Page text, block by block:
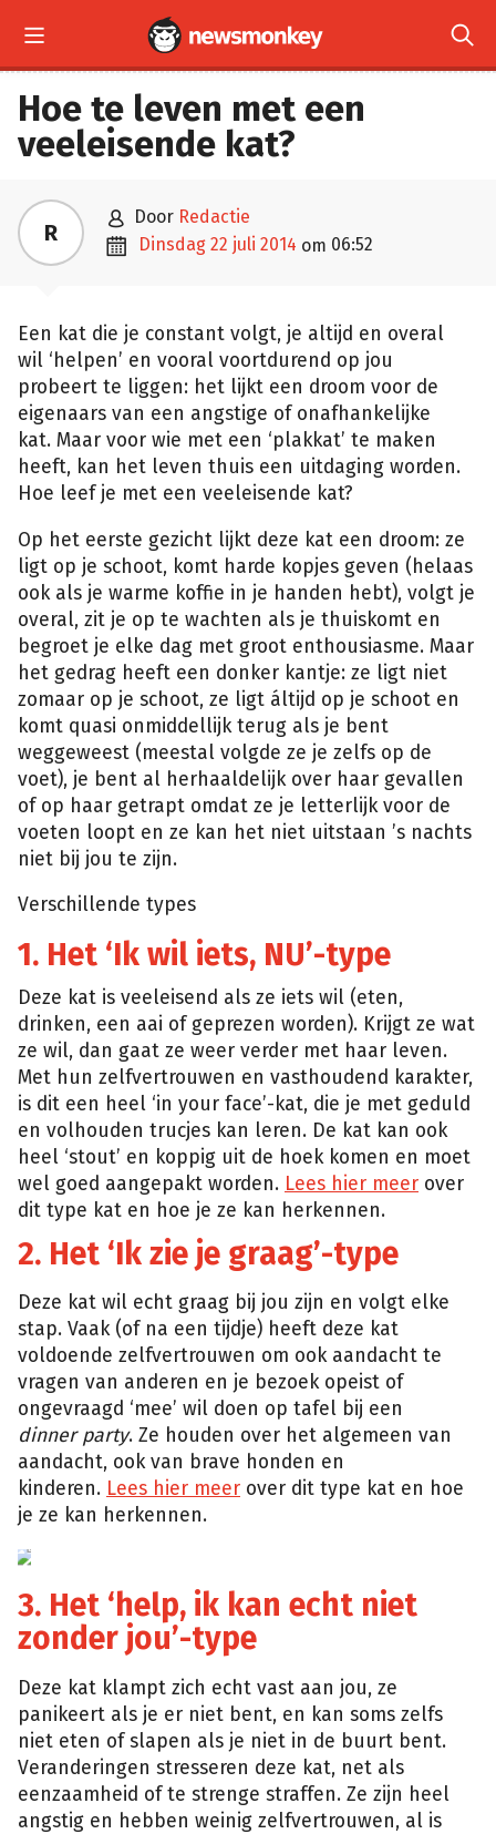
 
Hoe te leven met een
veeleisende kat?
R  door Redactie
 dinsdag 22 juli 2014 om 06:52
Een kat die je constant volgt, je altijd en overal
wil ‘helpen’ en vooral voortdurend op jou
probeert te liggen: het lijkt een droom voor de
eigenaars van een angstige of onafhankelijke
kat. Maar voor wie met een ‘plakkat’ te maken
heeft, kan het leven thuis een uitdaging worden.
Hoe leef je met een veeleisende kat?
Op het eerste gezicht lijkt deze kat een droom: ze
ligt op je schoot, komt harde kopjes geven (helaas
ook als je warme koffie in je handen hebt), volgt je
overal, zit je op te wachten als je thuiskomt en
begroet je elke dag met groot enthousiasme. Maar
het gedrag heeft een donker kantje: ze ligt niet
zomaar op je schoot, ze ligt áltijd op je schoot en
komt quasi onmiddellijk terug als je bent
weggeweest (meestal volgde ze je zelfs op de
voet), je bent al herhaaldelijk over haar gevallen
of op haar getrapt omdat ze je letterlijk voor de
voeten loopt en ze kan het niet uitstaan ’s nachts
niet bij jou te zijn.
Verschillende types
1. Het ‘Ik wil iets, NU’-type
Deze kat is veeleisend als ze iets wil (eten,
drinken, een aai of geprezen worden). Krijgt ze wat
ze wil, dan gaat ze weer verder met haar leven.
Met hun zelfvertrouwen en vasthoudend karakter,
is dit een heel ‘in your face’-kat, die je met geduld
en volhouden trucjes kan leren. De kat kan ook
heel ‘stout’ en koppig uit de hoek komen en moet
wel goed aangepakt worden. Lees hier meer over
dit type kat en hoe je ze kan herkennen.
2. Het ‘Ik zie je graag’-type
Deze kat wil echt graag bij jou zijn en volgt elke
stap. Vaak (of na een tijdje) heeft deze kat
voldoende zelfvertrouwen om ook aandacht te
vragen van anderen en je bezoek opeist of
ongevraagd ‘mee’ wil doen op tafel bij een
dinner party. Ze houden over het algemeen van
aandacht, ook van brave honden en
kinderen. Lees hier meer over dit type kat en hoe
je ze kan herkennen.
Shutterstock
3. Het ‘help, ik kan echt niet
zonder jou’-type
Deze kat klampt zich echt vast aan jou, ze
panikeert als je er niet bent, en kan soms zelfs
niet eten of slapen als je niet in de buurt bent.
Veranderingen stresseren deze kat, net als
eenzaamheid of te strenge straffen. Ze zijn heel
angstig en hebben weinig zelfvertrouwen, al is